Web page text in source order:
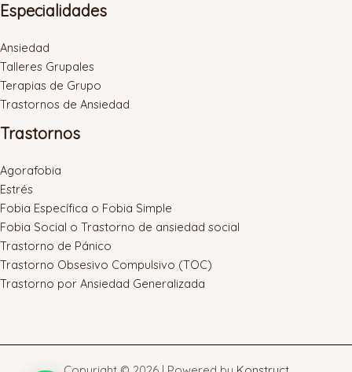
Especialidades
Ansiedad
Talleres Grupales
Terapias de Grupo
Trastornos de Ansiedad
Trastornos
Agorafobia
Estrés
Fobia Específica o Fobia Simple
Fobia Social o Trastorno de ansiedad social
Trastorno de Pánico
Trastorno Obsesivo Compulsivo (TOC)
Trastorno por Ansiedad Generalizada